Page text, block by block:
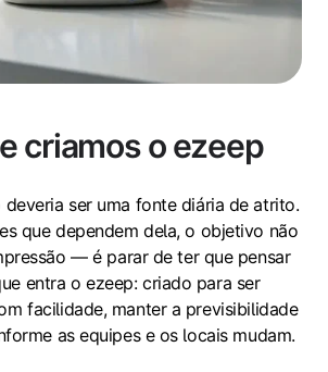
criamos o ezeep
deveria ser uma fonte diária de atrito.
que dependem dela, o objetivo não
— é parar de ter que pensar
entra o ezeep: criado para ser
facilidade, manter a previsibilidade
as equipes e os locais mudam.